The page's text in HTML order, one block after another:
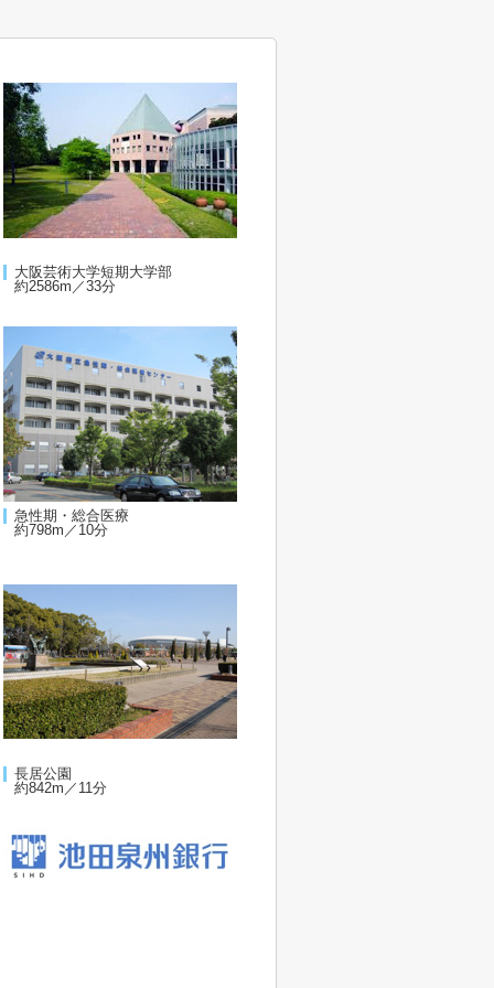
大阪芸術大学短期大学部
約2586m／33分
急性期・総合医療
約798m／10分
長居公園
約842m／11分